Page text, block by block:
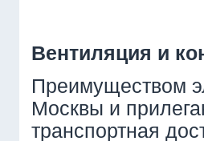
Вентиляция и
Преимуществом
Москвы и
транспортная